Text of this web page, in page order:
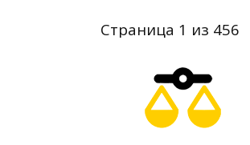
Страница 1 из 456